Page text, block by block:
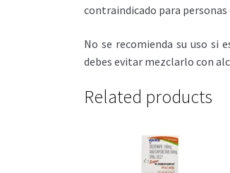
contraindicado para
No se recomienda su uso si
debes evitar mezclarlo con
Related products